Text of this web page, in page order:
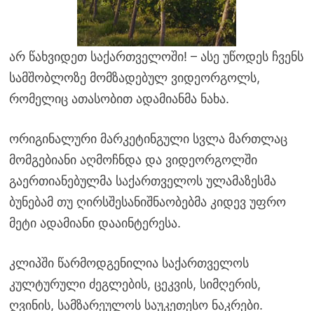
არ წახვიდეთ საქართველოში! – ასე უწოდეს ჩვენს
სამშობლოზე მომზადებულ ვიდეორგოლს,
რომელიც ათასობით ადამიანმა ნახა.
ორიგინალური მარკეტინგული სვლა მართლაც
მომგებიანი აღმოჩნდა და ვიდეორგოლში
გაერთიანებულმა საქართველოს ულამაზესმა
ბუნებამ თუ ღირსშესანიშნაობებმა კიდევ უფრო
მეტი ადამიანი დააინტერესა.
კლიპში წარმოდგენილია საქართველოს
კულტურული ძეგლების, ცეკვის, სიმღერის,
ღვინის, სამზარეულოს საუკეთესო ნაკრები.